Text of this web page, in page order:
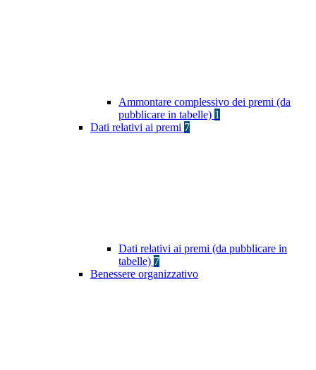
Ammontare complessivo dei premi (da
pubblicare in tabelle) 1
Dati relativi ai premi 7
Dati relativi ai premi (da pubblicare in
tabelle) 7
Benessere organizzativo